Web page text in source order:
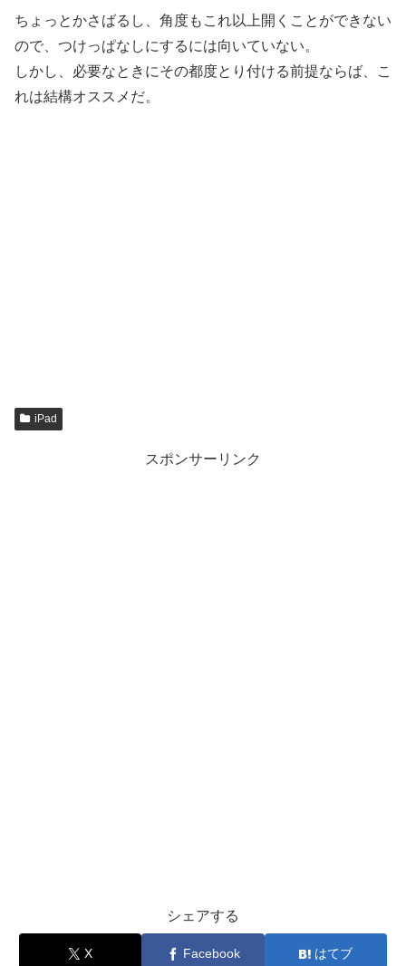
ちょっとかさばるし、角度もこれ以上開くことができない
ので、つけっぱなしにするには向いていない。
しかし、必要なときにその都度とり付ける前提ならば、こ
れは結構オススメだ。
iPad
スポンサーリンク
シェアする
X Facebook はてブ